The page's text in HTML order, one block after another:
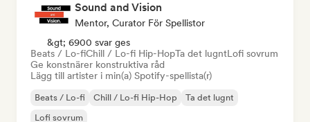
Sound and Vision
Mentor, Curator För Spellistor
&gt; 6900 svar ges
Beats / Lo-fiChill / Lo-fi Hip-HopTa det lugntLofi sovrum
Ge konstnärer konstruktiva råd
Lägg till artister i min(a) Spotify-spellista(r)
Beats / Lo-fi Chill / Lo-fi Hip-Hop
Ta det lugnt
Lofi sovrum